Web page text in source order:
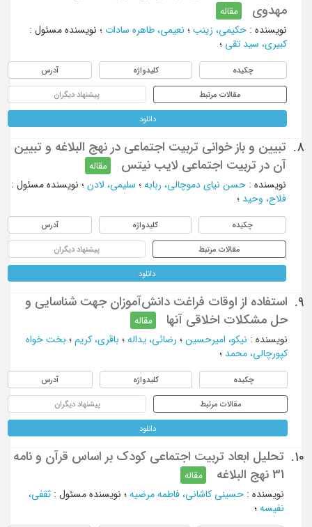
مهدوی
مقاله
نویسنده: حکیمی، زینب؛ نعیمی، طاهره سادات؛ نویسنده مسئول :
کبیری، سید تقی ؛
چکیده کلیدواژه آدرس
مقالات مرتبط پیشنهاد دیگران
دانلود
8.
تبیین و باز خوانی تربیت اجتماعی در نهج البلاغه و تبیین
آن در تربیت اجتماعی لایب نیتس
مقاله
نویسنده: حسن نیای دموچالی، ربابه؛ سلیمی، لادن؛ نویسنده مسئول :
فلاح، وحید؛
چکیده کلیدواژه آدرس
مقالات مرتبط پیشنهاد دیگران
دانلود
9.
استفاده از اوقات فراغت دانش‌آموزان جهت شناسایی و
حل مشکلات اخلاقی آنها
مقاله
نویسنده: نیکو، امیرحسین؛ رضائی، یداله؛ باقری، کریم؛ بخت خواه
کپورچالی، محمد؛
چکیده کلیدواژه آدرس
مقالات مرتبط پیشنهاد دیگران
دانلود
10.
تحلیل ابعاد تربیت اجتماعی کودک بر اساس قرآن و نامه
31 نهج البلاغه
مقاله
نویسنده: حسینی کاشانی، فاطمه مرضیه؛ نویسنده مسئول : ثقفی،
نفیسه؛